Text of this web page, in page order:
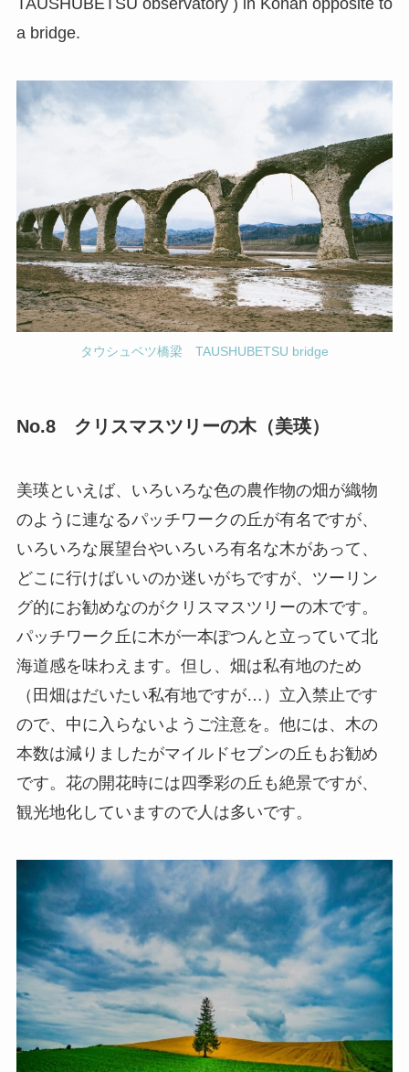
TAUSHUBETSU observatory ) in Kohan opposite to
a bridge.
タウシュベツ橋梁 TAUSHUBETSU bridge
No.8 クリスマスツリーの木（美瑛）
美瑛といえば、いろいろな色の農作物の畑が織物
のように連なるパッチワークの丘が有名ですが、
いろいろな展望台やいろいろ有名な木があって、
どこに行けばいいのか迷いがちですが、ツーリン
グ的にお勧めなのがクリスマスツリーの木です。
パッチワーク丘に木が一本ぽつんと立っていて北
海道感を味わえます。但し、畑は私有地のため
（田畑はだいたい私有地ですが…）立入禁止です
ので、中に入らないようご注意を。他には、木の
本数は減りましたがマイルドセブンの丘もお勧め
です。花の開花時には四季彩の丘も絶景ですが、
観光地化していますので人は多いです。